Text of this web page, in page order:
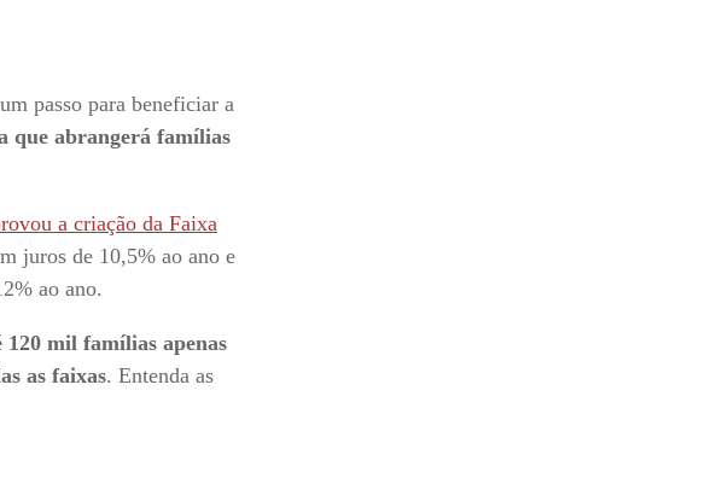
passo para beneficiar a
que abrangerá famílias
a criação da Faixa
juros de 10,5% ao ano e
ao ano.
120 mil famílias apenas
as faixas. Entenda as